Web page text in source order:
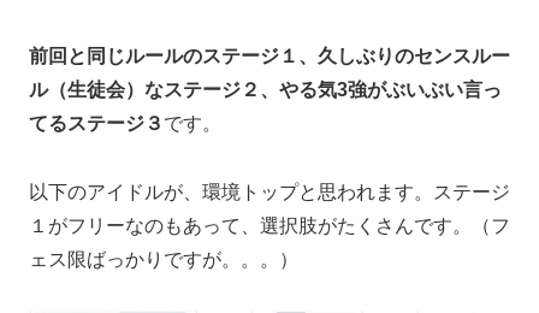
前回と同じルールのステージ１、久しぶりのセンスルー
ル（生徒会）なステージ２、やる気3強がぶいぶい言っ
てるステージ３ です。
以下のアイドルが、環境トップと思われます。ステージ
１がフリーなのもあって、選択肢がたくさんです。（フ
ェス限ばっかりですが。。。）